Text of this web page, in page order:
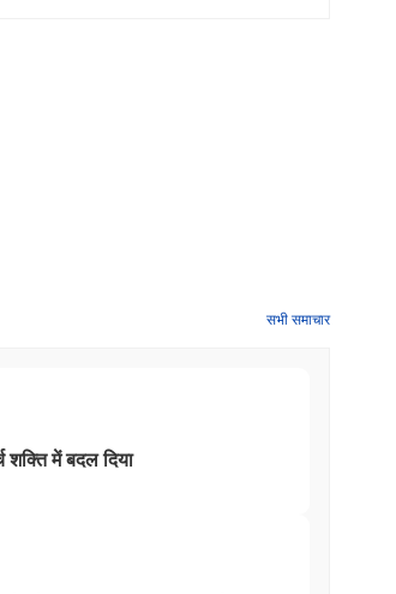
सभी समाचार
शक्ति में बदल दिया